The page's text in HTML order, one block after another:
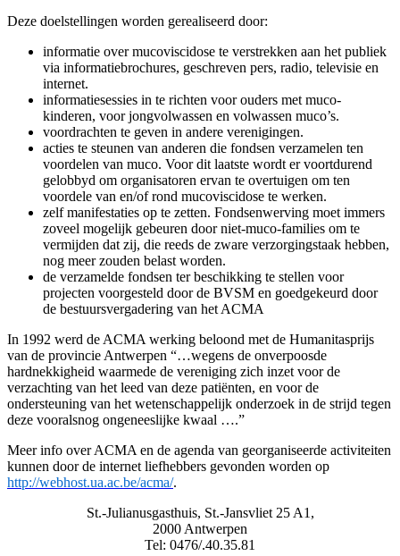
Deze doelstellingen worden gerealiseerd door:
informatie over mucoviscidose te verstrekken aan het publiek
via informatiebrochures, geschreven pers, radio, televisie en
internet.
informatiesessies in te richten voor ouders met muco-
kinderen, voor jongvolwassen en volwassen muco’s.
voordrachten te geven in andere verenigingen.
acties te steunen van anderen die fondsen verzamelen ten
voordelen van muco. Voor dit laatste wordt er voortdurend
gelobbyd om organisatoren ervan te overtuigen om ten
voordele van en/of rond mucoviscidose te werken.
zelf manifestaties op te zetten. Fondsenwerving moet immers
zoveel mogelijk gebeuren door niet-muco-families om te
vermijden dat zij, die reeds de zware verzorgingstaak hebben,
nog meer zouden belast worden.
de verzamelde fondsen ter beschikking te stellen voor
projecten voorgesteld door de BVSM en goedgekeurd door
de bestuursvergadering van het ACMA
In 1992 werd de ACMA werking beloond met de Humanitasprijs
van de provincie Antwerpen “…wegens de onverpoosde
hardnekkigheid waarmede de vereniging zich inzet voor de
verzachting van het leed van deze patiënten, en voor de
ondersteuning van het wetenschappelijk onderzoek in de strijd tegen
deze vooralsnog ongeneeslijke kwaal ….”
Meer info over ACMA en de agenda van georganiseerde activiteiten
kunnen door de internet liefhebbers gevonden worden op
http://webhost.ua.ac.be/acma/.
St.-Julianusgasthuis, St.-Jansvliet 25 A1,
2000 Antwerpen
Tel: 0476/.40.35.81